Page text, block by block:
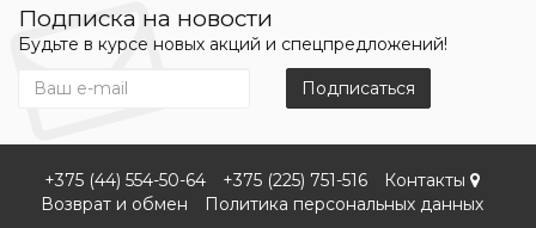
Подписка на новости
Будьте в курсе новых акций и спецпредложений!
Подписаться
+375 (44) 554-50-64 +375 (225) 751-516
Контакты
Возврат и обмен
Политика персональных данных